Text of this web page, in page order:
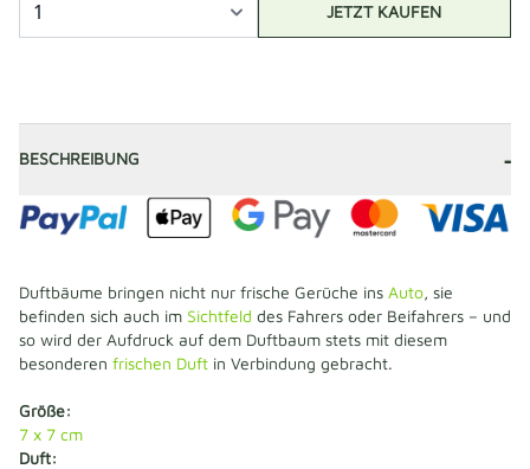
JETZT KAUFEN
BESCHREIBUNG -
Duftbäume bringen nicht nur frische Gerüche ins Auto, sie
befinden sich auch im Sichtfeld des Fahrers oder Beifahrers – und
so wird der Aufdruck auf dem Duftbaum stets mit diesem
besonderen frischen Duft in Verbindung gebracht.
Größe:
7 x 7 cm
Duft: